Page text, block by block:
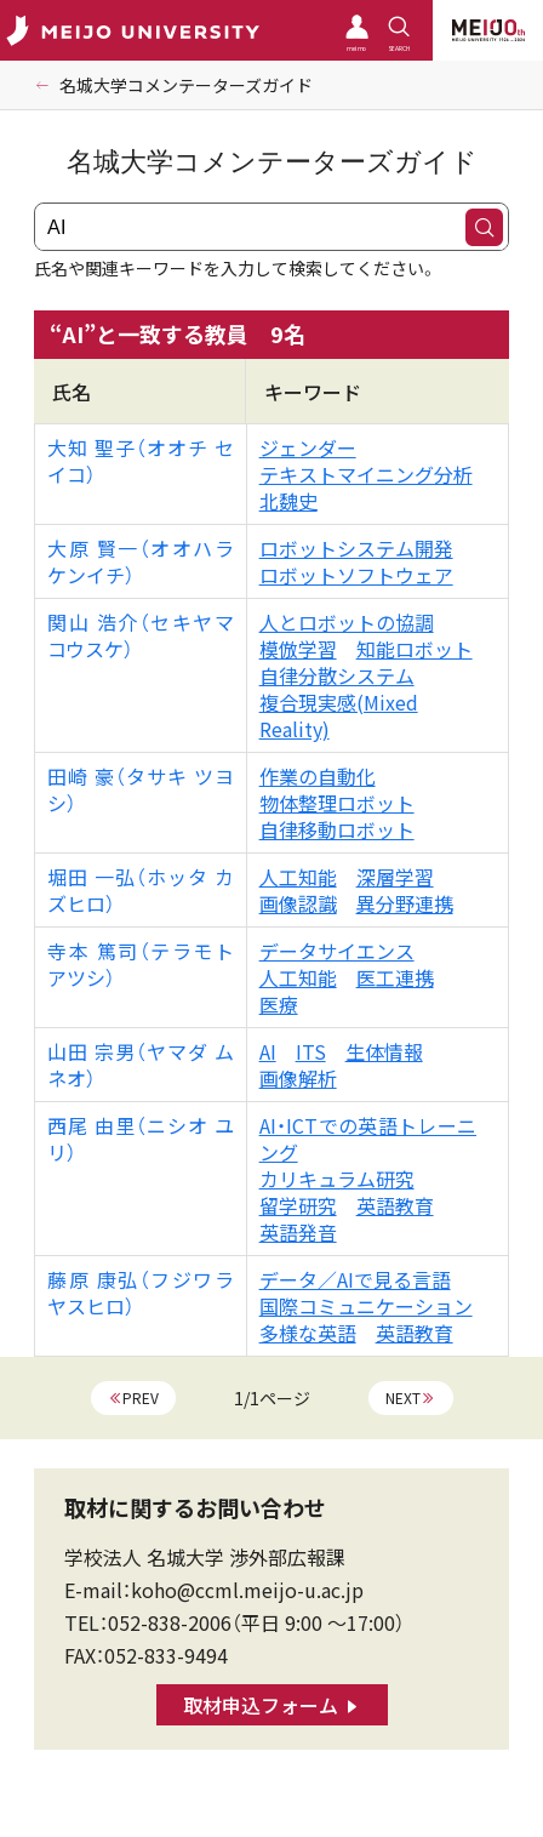
meimo SEARCH
名城大学コメンテーターズガイド
名城大学コメンテーターズガイド
氏名や関連キーワードを入力して検索してください。
“AI”と一致する教員 9名
氏名
キーワード
大知 聖子（オオチ セ
イコ）
ジェンダー
テキストマイニング分析
北魏史
大原 賢一（オオハラ
ケンイチ）
ロボットシステム開発
ロボットソフトウェア
関山 浩介（セキヤマ
コウスケ）
人とロボットの協調
模倣学習
知能ロボット
自律分散システム
複合現実感(Mixed
Reality)
田崎 豪（タサキ ツヨ
シ）
作業の自動化
物体整理ロボット
自律移動ロボット
堀田 一弘（ホッタ カ
ズヒロ）
人工知能
深層学習
画像認識
異分野連携
寺本 篤司（テラモト
アツシ）
データサイエンス
人工知能
医工連携
医療
山田 宗男（ヤマダ ム
ネオ）
AI ITS
生体情報
画像解析
西尾 由里（ニシオ ユ
リ）
AI・ICTでの英語トレーニ
ング
カリキュラム研究
留学研究
英語教育
英語発音
藤原 康弘（フジワラ
ヤスヒロ）
データ／AIで見る言語
国際コミュニケーション
多様な英語
英語教育
PREV 1/1ページ NEXT
取材に関するお問い合わせ
学校法人 名城大学 渉外部広報課
E-mail：koho@ccml.meijo-u.ac.jp
TEL：052-838-2006（平日 9:00 〜17:00）
FAX：052-833-9494
取材申込フォーム